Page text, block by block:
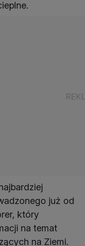
już od
który
na temat
na Ziemi.